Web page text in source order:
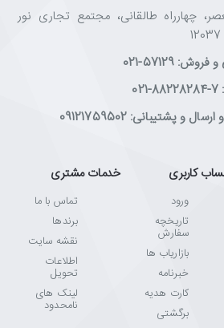
چهارراه طالقانی، مجتمع تجاری نور
57129-021
پشتیبانی: 09121759502
کاربری
ورود
تاریخچه
سفارش
بازاریاب ها
خبرنامه
کارت هدیه
برگشتی
خدمات مشتری
تماس با ما
برندها
نقشه سایت
اطلاعات
تحویل
لینک های
نامحدود